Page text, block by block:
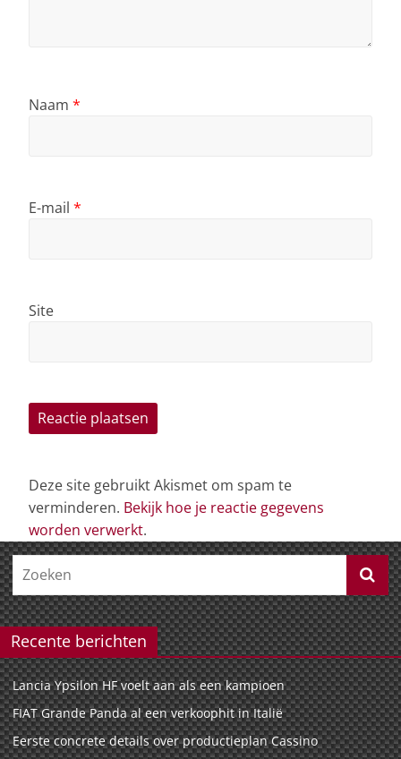
Naam *
E-mail *
Site
Deze site gebruikt Akismet om spam te
verminderen. Bekijk hoe je reactie gegevens
worden verwerkt.
Recente berichten
Lancia Ypsilon HF voelt aan als een kampioen
FIAT Grande Panda al een verkoophit in Italië
Eerste concrete details over productieplan Cassino